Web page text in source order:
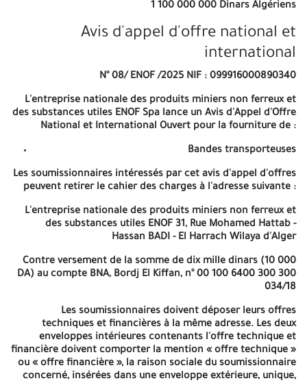
L'entreprise nationale des produits miniers non ferreux et des
et International Ouvert pour la fourniture de :
Bandes transporteuses
Les soumissionnaires intéressés par cet avis d'appel d'offres
peuvent retirer le cahier des charges à l'adresse suivante :
L'entreprise nationale des produits miniers non ferreux et des
substances utiles ENOF 31, Rue Mohamed Hattab - Hassan BADI -
El Harrach Wilaya d'Alger
Contre versement de la somme de dix mille dinars (10 000 DA) au
compte BNA, Bordj El Kiffan, n° 00 100 6400 300 300 034/18
Les soumissionnaires doivent déposer leurs offres techniques et
financières à la même adresse. Les deux enveloppes intérieures
contenants l'offre technique et financière doivent comporter la
mention « offre technique » ou « offre financière », la raison
sociale du soumissionnaire concerné, insérées dans une
enveloppe extérieure, unique, fermée et anonyme ne portant que
les mentions suivantes :
Avis d'Appel d'Offre National et International N° 08 / ENOF/2025
Fourniture de : Bandes transporteuses « A ne pas ouvrir »
La date limite de dépôt des offres est fixée à (30) jours à
compter de la date de la première parution sur les quotidiens
nationaux.
1 100 000 000 Dinars Algériens
Avis d'appel d'offre national et
international
N° 08/ ENOF /2025 NIF : 099916000890340
L'entreprise nationale des produits miniers non ferreux et
des substances utiles ENOF Spa lance un Avis d'Appel d'Offre
National et International Ouvert pour la fourniture de :
Bandes transporteuses
Les soumissionnaires intéressés par cet avis d'appel d'offres
peuvent retirer le cahier des charges à l'adresse suivante :
L'entreprise nationale des produits miniers non ferreux et
des substances utiles ENOF 31, Rue Mohamed Hattab -
Hassan BADI - El Harrach Wilaya d'Alger
Contre versement de la somme de dix mille dinars (10 000
DA) au compte BNA, Bordj El Kiffan, n° 00 100 6400 300 300
034/18
Les soumissionnaires doivent déposer leurs offres
techniques et financières à la même adresse. Les deux
enveloppes intérieures contenants l'offre technique et
financière doivent comporter la mention « offre technique »
ou « offre financière », la raison sociale du soumissionnaire
concerné, insérées dans une enveloppe extérieure, unique,